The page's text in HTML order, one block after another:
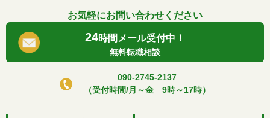
お気軽にお問い合わせください
24時間メール受付中！
無料転職相談
090-2745-2137
（受付時間/月～金 9時～17時）